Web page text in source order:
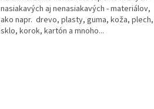
nasiakavých aj nenasiakavých - materiálov,
ako napr. drevo, plasty, guma, koža, plech,
sklo, korok, kartón a mnoho...